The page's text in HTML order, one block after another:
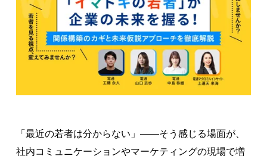
「最近の若者は分からない」——そう感じる場面が、
社内コミュニケーションやマーケティングの現場で増